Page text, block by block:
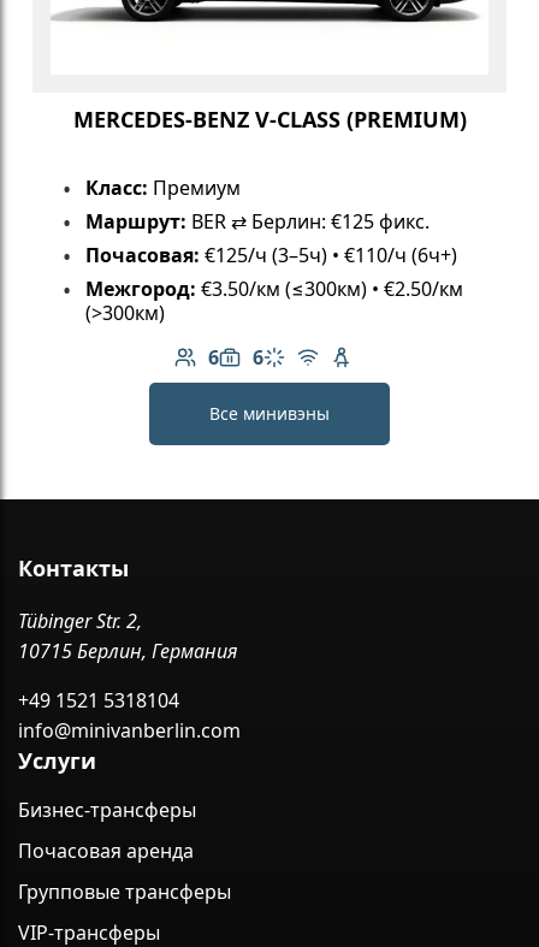
MERCEDES-BENZ V-CLASS (PREMIUM)
Класс: Премиум
Маршрут: BER ⇄ Берлин: €125 фикс.
Почасовая: €125/ч (3–5ч) • €110/ч (6ч+)
Межгород: €3.50/км (≤300км) • €2.50/км
(>300км)
6
Количество пассажиров: 6
6
Вместимость багажа: 6
Климат-контроль
Бесплатный Wi-Fi
Детское кресло
Все минивэны
Контакты
Tübinger Str. 2,
10715 Берлин, Германия
+49 1521 5318104
info@minivanberlin.com
Услуги
Бизнес-трансферы
Почасовая аренда
Групповые трансферы
VIP-трансферы